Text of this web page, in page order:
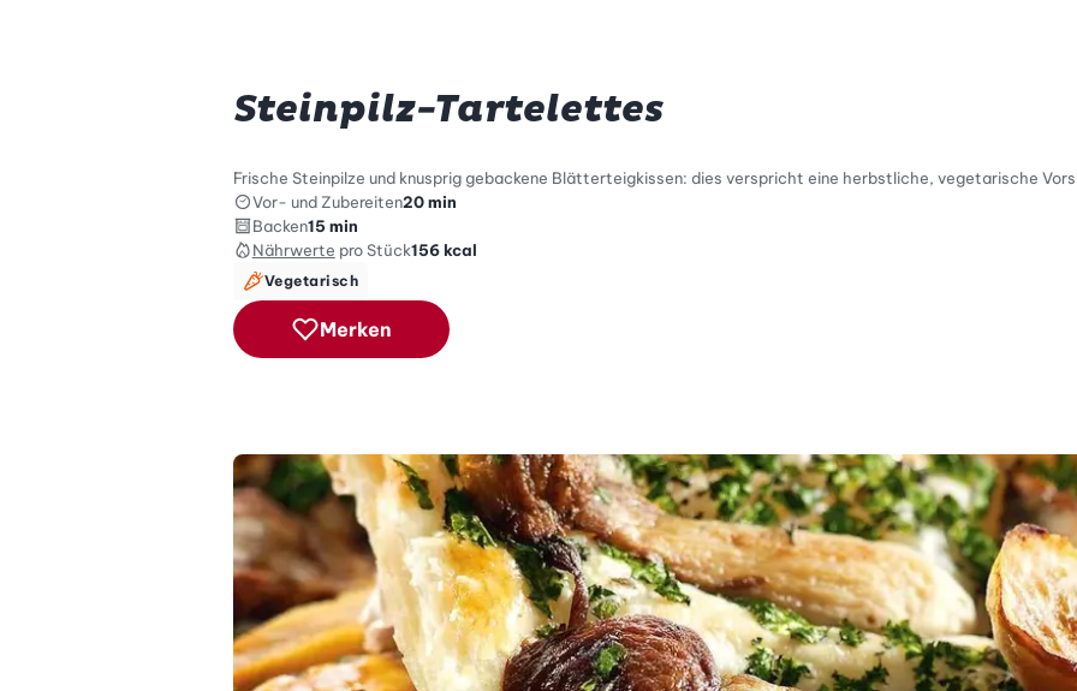
Steinpilz-Tartelettes
Frische Steinpilze und knusprig gebackene Blätterteigkissen: dies verspricht eine herbstliche, vegetarische
Vor- und Zubereiten20 min
Backen15 min
Nährwerte pro Stück156 kcal
Vegetarisch
Merken